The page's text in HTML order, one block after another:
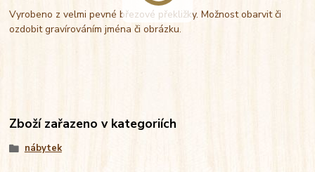
Vyrobeno z velmi pevné březové překližky. Možnost obarvit či
ozdobit gravírováním jména či obrázku.
Zboží zařazeno v kategoriích
nábytek